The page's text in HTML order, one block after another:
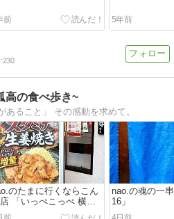
前
5年前
230
高の食べ歩き~
あること」 その感動を求めて。
のたまに行くならこん
「いっぺこっぺ 横浜
店 ＃7」
nao.の魂の一
16」